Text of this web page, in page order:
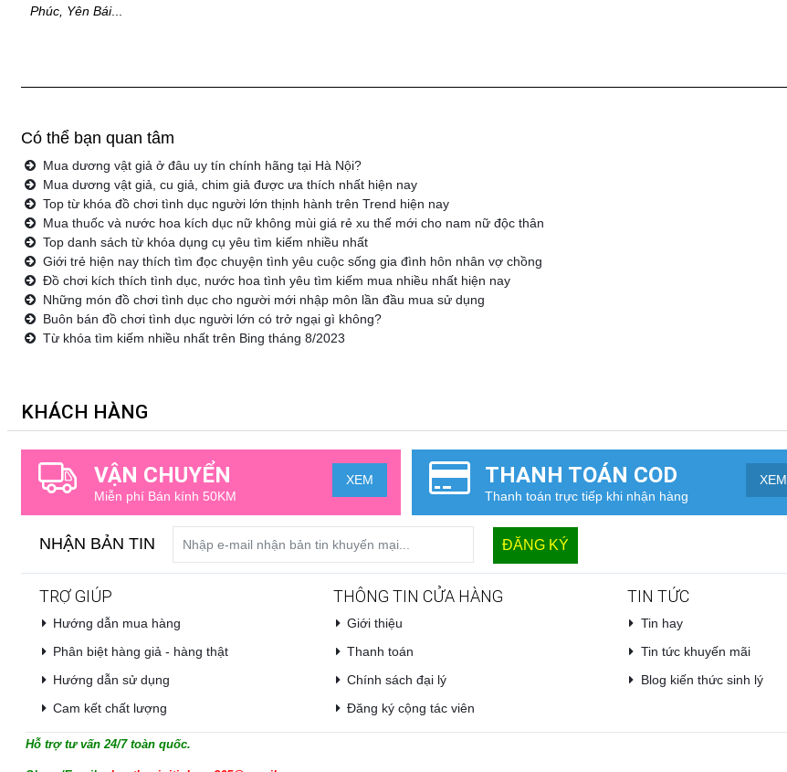
Phúc, Yên Bái...
Có thể bạn quan tâm
Mua dương vật giả ở đâu uy tín chính hãng tại Hà Nội?
Mua dương vật giả, cu giả, chim giả được ưa thích nhất hiện nay
Top từ khóa đồ chơi tình dục người lớn thịnh hành trên Trend hiện nay
Mua thuốc và nước hoa kích dục nữ không mùi giá rẻ xu thế mới cho nam nữ độc thân
Top danh sách từ khóa dụng cụ yêu tìm kiếm nhiều nhất
Giới trẻ hiện nay thích tìm đọc chuyện tình yêu cuộc sống gia đình hôn nhân vợ chồng
Đồ chơi kích thích tình dục, nước hoa tình yêu tìm kiếm mua nhiều nhất hiện nay
Những món đồ chơi tình dục cho người mới nhập môn lần đầu mua sử dụng
Buôn bán đồ chơi tình dục người lớn có trở ngại gì không?
Từ khóa tìm kiếm nhiều nhất trên Bing tháng 8/2023
KHÁCH HÀNG
VẬN CHUYỂN
Miễn phí Bán kính 50KM
XEM THANH TOÁN COD
Thanh toán trực tiếp khi nhận hàng
XEM
NHẬN BẢN TIN
TRỢ GIÚP
Hướng dẫn mua hàng
Phân biệt hàng giả - hàng thật
Hướng dẫn sử dụng
Cam kết chất lượng
THÔNG TIN CỬA HÀNG
Giới thiệu
Thanh toán
Chính sách đại lý
Đăng ký cộng tác viên
TIN TỨC
Tin hay
Tin tức khuyến mãi
Blog kiến thức sinh lý
Hỗ trợ tư vấn 24/7 toàn quốc.